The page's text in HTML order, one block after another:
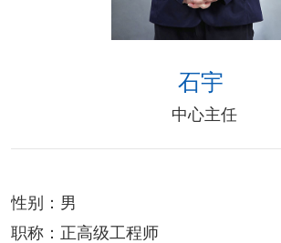
石宇
中心主任
性别： 男
职称： 正高级工程师